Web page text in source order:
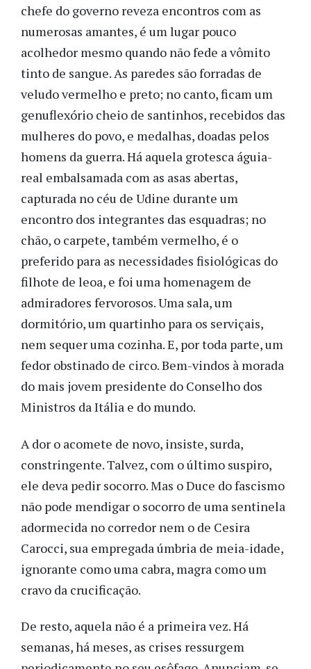
chefe do governo reveza encontros com as
numerosas amantes, é um lugar pouco
acolhedor mesmo quando não fede a vômito
tinto de sangue. As paredes são forradas de
veludo vermelho e preto; no canto, ficam um
genuflexório cheio de santinhos, recebidos das
mulheres do povo, e medalhas, doadas pelos
homens da guerra. Há aquela grotesca águia-
real embalsamada com as asas abertas,
capturada no céu de Udine durante um
encontro dos integrantes das esquadras; no
chão, o carpete, também vermelho, é o
preferido para as necessidades fisiológicas do
filhote de leoa, e foi uma homenagem de
admiradores fervorosos. Uma sala, um
dormitório, um quartinho para os serviçais,
nem sequer uma cozinha. E, por toda parte, um
fedor obstinado de circo. Bem-vindos à morada
do mais jovem presidente do Conselho dos
Ministros da Itália e do mundo.
A dor o acomete de novo, insiste, surda,
constringente. Talvez, com o último suspiro,
ele deva pedir socorro. Mas o Duce do fascismo
não pode mendigar o socorro de uma sentinela
adormecida no corredor nem o de Cesira
Carocci, sua empregada úmbria de meia-idade,
ignorante como uma cabra, magra como um
cravo da crucificação.
De resto, aquela não é a primeira vez. Há
semanas, há meses, as crises ressurgem